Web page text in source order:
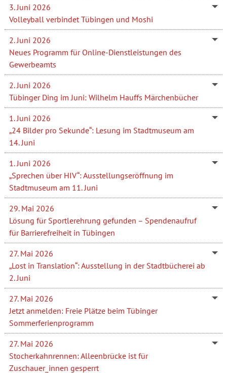
3. Juni 2026
Volleyball verbindet Tübingen und Moshi
2. Juni 2026
Neues Programm für Online-Dienstleistungen des
Gewerbeamts
2. Juni 2026
Tübinger Ding im Juni: Wilhelm Hauffs Märchenbücher
1. Juni 2026
„24 Bilder pro Sekunde“: Lesung im Stadtmuseum am
14. Juni
1. Juni 2026
„Sprechen über HIV“: Ausstellungseröffnung im
Stadtmuseum am 11. Juni
29. Mai 2026
Lösung für Sportlerehrung gefunden – Spendenaufruf
für Barrierefreiheit in Tübingen
27. Mai 2026
„Lost in Translation“: Ausstellung in der Stadtbücherei ab
2. Juni
27. Mai 2026
Jetzt anmelden: Freie Plätze beim Tübinger
Sommerferienprogramm
27. Mai 2026
Stocherkahnrennen: Alleenbrücke ist für
Zuschauer_innen gesperrt